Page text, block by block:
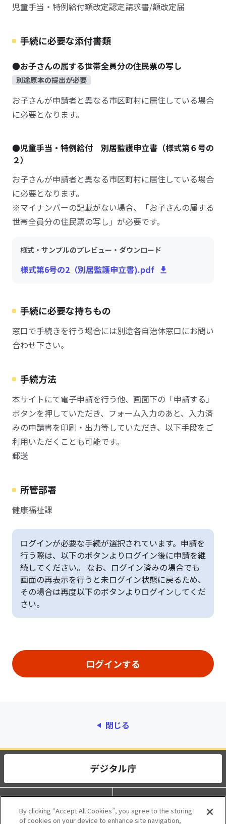
児童手当・特例給付額改定認定請求書/額改定届
手続に必要な添付書類
●お子さんの属する世帯全員分の住民票の写し
別途原本の提出が必要
お子さんが申請者と異なる市区町村に居住している場合
に必要となります。
●児童手当・特例給付 別居監護申立書（様式第６号の
２）
お子さんが申請者と異なる市区町村に居住している場合
に必要となります。
※マイナンバーの記載がない場合、「お子さんの属する
世帯全員分の住民票の写し」が必要です。
様式・サンプルのプレビュー・ダウンロード
様式第6号の2（別居監護申立書).pdf
手続に必要な持ちもの
窓口で手続きを行う場合には別途各自治体窓口にお問い
合わせ下さい。
手続方法
本サイトにて電子申請を行う他、画面下の「申請する」
ボタンを押していただき、フォーム入力のあと、入力済
みの申請書を印刷・出力等していただき、以下手段をご
利用いただくことも可能です。
郵送
所管部署
健康福祉課
ログインが必要な手続が選択されています。申請を
行う際は、以下のボタンよりログイン後に申請を継
続してください。 なお、ログイン済みの場合でも
画面の再表示を行うと未ログイン状態に戻るため、
その場合は再度以下のボタンよりログインしてくだ
さい。
閉じる
動作環境 個人情報保護
By clicking “Accept All Cookies”, you agree to the storing
of cookies on your device to enhance site navigation,